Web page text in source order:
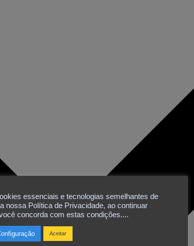
essenciais e tecnologias semelhantes de
nossa Política de Privacidade, ao continuar
concorda com estas condições....
Aceitar